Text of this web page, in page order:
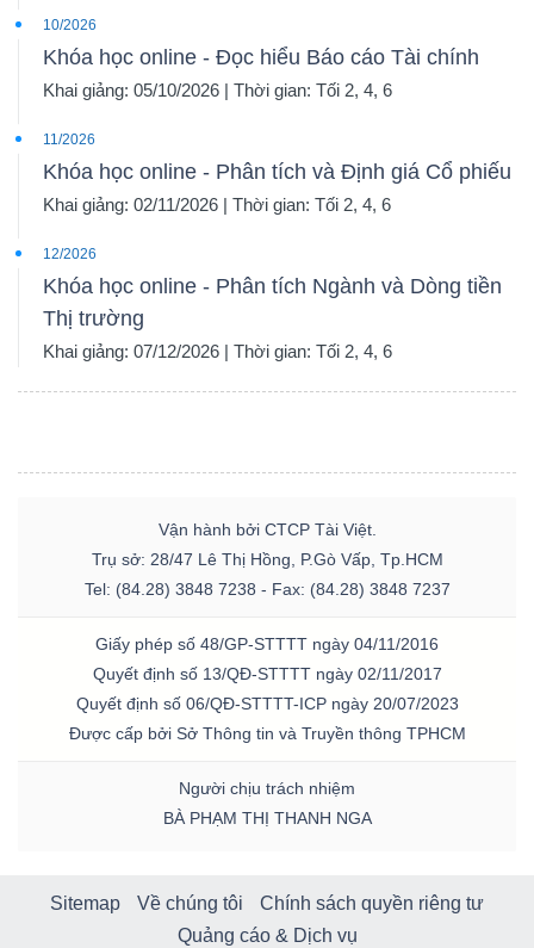
10/2026
Khóa học online - Đọc hiểu Báo cáo Tài chính
Khai giảng: 05/10/2026 | Thời gian: Tối 2, 4, 6
11/2026
Khóa học online - Phân tích và Định giá Cổ phiếu
Khai giảng: 02/11/2026 | Thời gian: Tối 2, 4, 6
12/2026
Khóa học online - Phân tích Ngành và Dòng tiền
Thị trường
Khai giảng: 07/12/2026 | Thời gian: Tối 2, 4, 6
Vận hành bởi CTCP Tài Việt.
Trụ sở: 28/47 Lê Thị Hồng, P.Gò Vấp, Tp.HCM
Tel: (84.28) 3848 7238 - Fax: (84.28) 3848 7237
Giấy phép số 48/GP-STTTT ngày 04/11/2016
Quyết định số 13/QĐ-STTTT ngày 02/11/2017
Quyết định số 06/QĐ-STTTT-ICP ngày 20/07/2023
Được cấp bởi Sở Thông tin và Truyền thông TPHCM
Người chịu trách nhiệm
BÀ PHẠM THỊ THANH NGA
Sitemap Về chúng tôi
Chính sách quyền riêng tư
Quảng cáo & Dịch vụ